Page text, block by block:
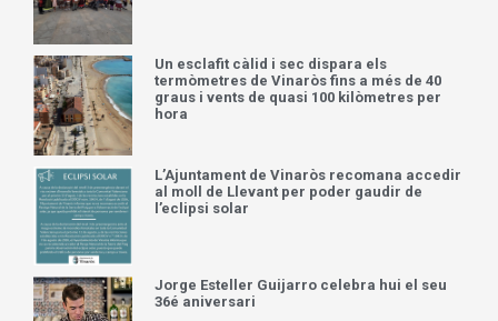
Un esclafit càlid i sec dispara els
termòmetres de Vinaròs fins a més de 40
graus i vents de quasi 100 kilòmetres per
hora
L’Ajuntament de Vinaròs recomana accedir
al moll de Llevant per poder gaudir de
l’eclipsi solar
Jorge Esteller Guijarro celebra hui el seu
36é aniversari